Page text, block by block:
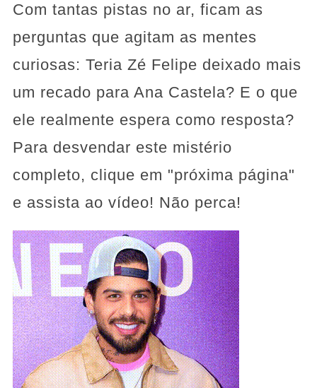
Com tantas pistas no ar, ficam as
perguntas que agitam as mentes
curiosas: Teria Zé Felipe deixado mais
um recado para Ana Castela? E o que
ele realmente espera como resposta?
Para desvendar este mistério
completo, clique em "próxima página"
e assista ao vídeo! Não perca!